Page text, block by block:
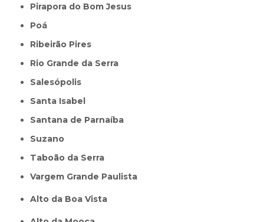
Pirapora do Bom Jesus
Poá
Ribeirão Pires
Rio Grande da Serra
Salesópolis
Santa Isabel
Santana de Parnaíba
Suzano
Taboão da Serra
Vargem Grande Paulista
Alto da Boa Vista